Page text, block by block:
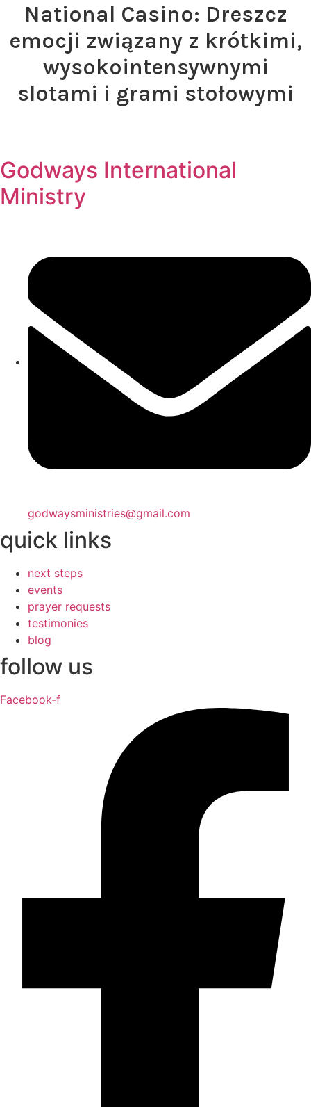
National Casino: Dreszcz
emocji związany z krótkimi,
wysokointensywnymi
slotami i grami stołowymi
Godways International
Ministry
godwaysministries@gmail.com
quick links
next steps
events
prayer requests
testimonies
blog
follow us
Facebook-f